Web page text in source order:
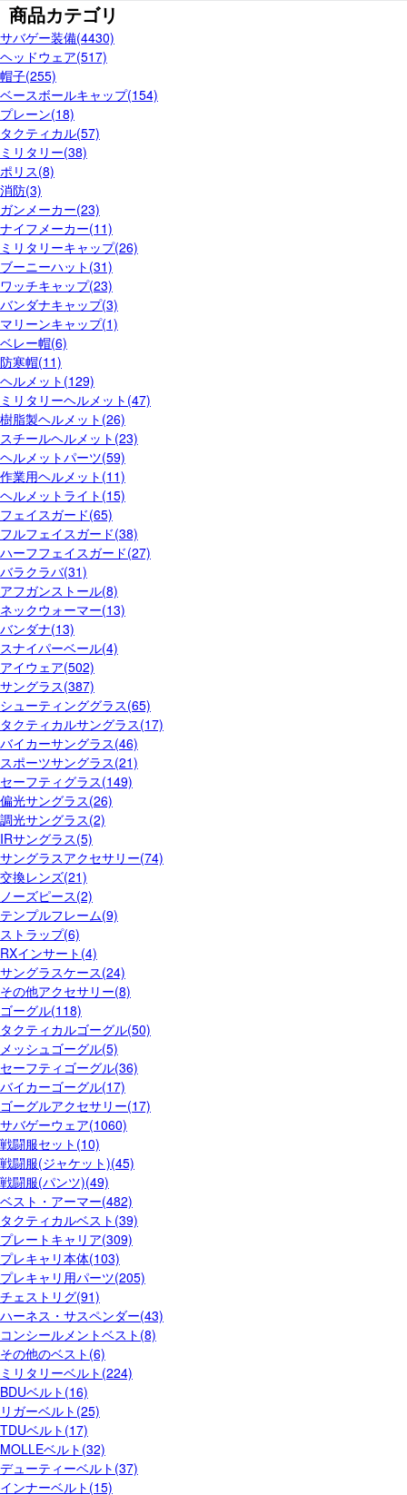
商品カテゴリ
サバゲー装備(4430)
ヘッドウェア(517)
帽子(255)
ベースボールキャップ(154)
プレーン(18)
タクティカル(57)
ミリタリー(38)
ポリス(8)
消防(3)
ガンメーカー(23)
ナイフメーカー(11)
ミリタリーキャップ(26)
ブーニーハット(31)
ワッチキャップ(23)
バンダナキャップ(3)
マリーンキャップ(1)
ベレー帽(6)
防寒帽(11)
ヘルメット(129)
ミリタリーヘルメット(47)
樹脂製ヘルメット(26)
スチールヘルメット(23)
ヘルメットパーツ(59)
作業用ヘルメット(11)
ヘルメットライト(15)
フェイスガード(65)
フルフェイスガード(38)
ハーフフェイスガード(27)
バラクラバ(31)
アフガンストール(8)
ネックウォーマー(13)
バンダナ(13)
スナイパーベール(4)
アイウェア(502)
サングラス(387)
シューティンググラス(65)
タクティカルサングラス(17)
バイカーサングラス(46)
スポーツサングラス(21)
セーフティグラス(149)
偏光サングラス(26)
調光サングラス(2)
IRサングラス(5)
サングラスアクセサリー(74)
交換レンズ(21)
ノーズピース(2)
テンプルフレーム(9)
ストラップ(6)
RXインサート(4)
サングラスケース(24)
その他アクセサリー(8)
ゴーグル(118)
タクティカルゴーグル(50)
メッシュゴーグル(5)
セーフティゴーグル(36)
バイカーゴーグル(17)
ゴーグルアクセサリー(17)
サバゲーウェア(1060)
戦闘服セット(10)
戦闘服(ジャケット)(45)
戦闘服(パンツ)(49)
ベスト・アーマー(482)
タクティカルベスト(39)
プレートキャリア(309)
プレキャリ本体(103)
プレキャリ用パーツ(205)
チェストリグ(91)
ハーネス・サスペンダー(43)
コンシールメントベスト(8)
その他のベスト(6)
ミリタリーベルト(224)
BDUベルト(16)
リガーベルト(25)
TDUベルト(17)
MOLLEベルト(32)
デューティーベルト(37)
インナーベルト(15)